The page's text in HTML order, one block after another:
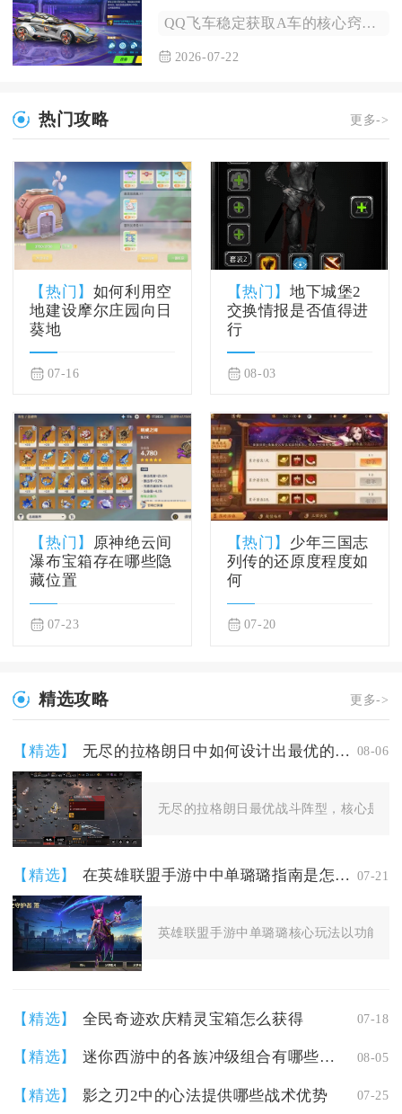
QQ飞车稳定获取A车的核心窍门分为四类：零氪长期活动兑换、点...
2026-07-22
热门攻略 更多->
【热门】 如何利用空
地建设摩尔庄园向日
葵地
07-16
【热门】地下城堡2
交换情报是否值得进
行
08-03
【热门】
原神绝云间
瀑布宝箱存在哪些隐
藏位置
07-23
【热门】 少年三国志
列传的还原度程度如
何
07-20
精选攻略 更多->
【精选】 无尽的拉格朗日中如何设计出最优的战斗阵型 08-06
无尽的拉格朗日最优战斗阵型，核心是依
【精选】 在英雄联盟手游中中单璐璐指南是怎样的 07-21
英雄联盟手游中单璐璐核心玩法以功能型
【精选】 全民奇迹欢庆精灵宝箱怎么获得 07-18
【精选】 迷你西游中的各族冲级组合有哪些技巧 08-05
【精选】 影之刃2中的心法提供哪些战术优势 07-25